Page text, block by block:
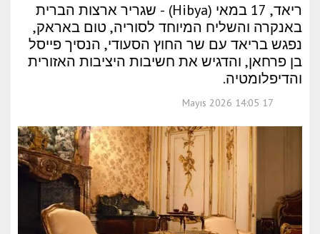
ריאד, 17 במאי (Hibya) - שגריר ארצות הברית
באנקרה והשליח המיוחד לסוריה, טום באראק,
נפגש בריאד עם שר החוץ הסעודי, הנסיך פייסל
בן פרחאן, והדגיש את חשיבות היציבות האזורית
והדיפלומטיה.
17 Mayıs 2026 14:05